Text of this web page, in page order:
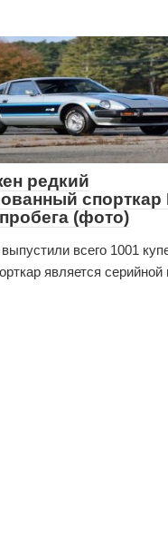
редкий
спорткар
(фото)
всего 1001
является серийной